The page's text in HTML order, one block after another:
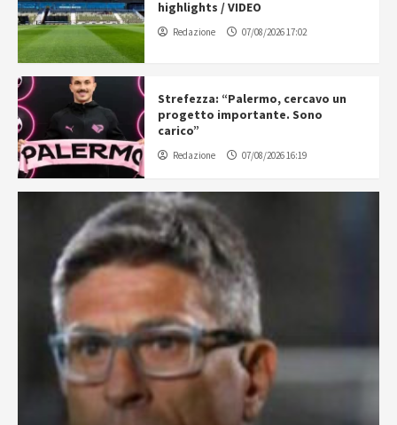
highlights / VIDEO
Redazione 07/08/2026 17:02
Strefezza: “Palermo, cercavo un
progetto importante. Sono
carico”
Redazione 07/08/2026 16:19